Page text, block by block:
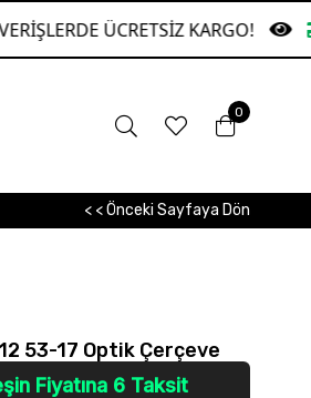
ÜCRETSİZ KARGO!
0
< < Önceki Sayfaya Dön
53-17 Optik Çerçeve
Fiyatına 6 Taksit